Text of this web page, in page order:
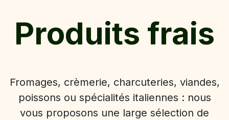
Produits frais
Fromages, crèmerie, charcuteries, viandes,
poissons ou spécialités italiennes : nous
vous proposons une large sélection de